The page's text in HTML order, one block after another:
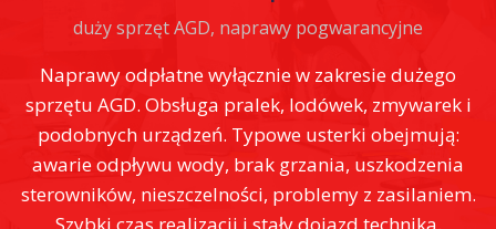
dużego
i
orientacyjny czas reakcji serwisu
Większość zgłoszeń obsługiwana jest w
roboczych. Czas reakcji zależny od
dostępności technika i rodzaju usterki.
zamienne są dostępne od razu w
przypadków, a w razie potrzeby –